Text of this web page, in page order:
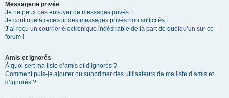
Messagerie privée
Je ne peux pas envoyer de messages privés !
Je continue à recevoir des messages privés non sollicités !
J’ai reçu un courrier électronique indésirable de la part de quelqu’un sur ce
forum !
Amis et ignorés
À quoi sert ma liste d’amis et d’ignorés ?
Comment puis-je ajouter ou supprimer des utilisateurs de ma liste d’amis et
d’ignorés ?